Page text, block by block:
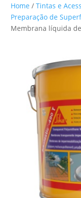
Home /Tintas e
Preparação de
Membrana líquida